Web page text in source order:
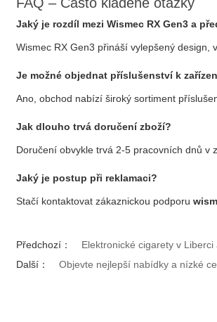
Jaký je rozdíl mezi Wismec RX Gen3 a
Wismec RX Gen3 přináší vylepšený
Je možné objednat příslušenství k
Ano, obchod nabízí široký sortiment
Jak dlouho trvá doručení zboží?
Doručení obvykle trvá 2-5 pracovních dnů v
Jaký je postup při reklamaci?
Stačí kontaktovat zákaznickou podporu
Předchozí：
Elektronické cigarety v
Další：
Objevte nejlepší nabídky a nízké